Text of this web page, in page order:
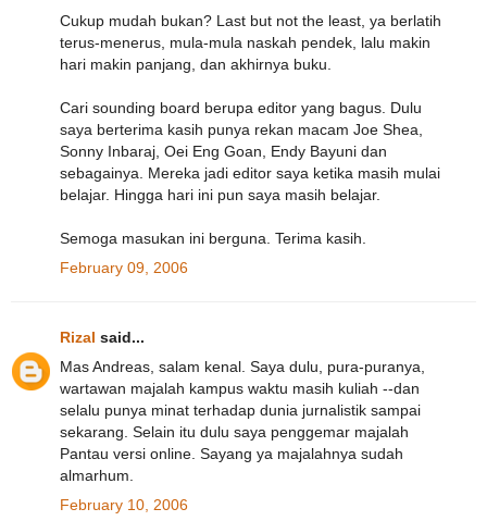
Cukup mudah bukan? Last but not the least, ya berlatih
terus-menerus, mula-mula naskah pendek, lalu makin
hari makin panjang, dan akhirnya buku.
Cari sounding board berupa editor yang bagus. Dulu
saya berterima kasih punya rekan macam Joe Shea,
Sonny Inbaraj, Oei Eng Goan, Endy Bayuni dan
sebagainya. Mereka jadi editor saya ketika masih mulai
belajar. Hingga hari ini pun saya masih belajar.
Semoga masukan ini berguna. Terima kasih.
February 09, 2006
Rizal said...
Mas Andreas, salam kenal. Saya dulu, pura-puranya,
wartawan majalah kampus waktu masih kuliah --dan
selalu punya minat terhadap dunia jurnalistik sampai
sekarang. Selain itu dulu saya penggemar majalah
Pantau versi online. Sayang ya majalahnya sudah
almarhum.
February 10, 2006